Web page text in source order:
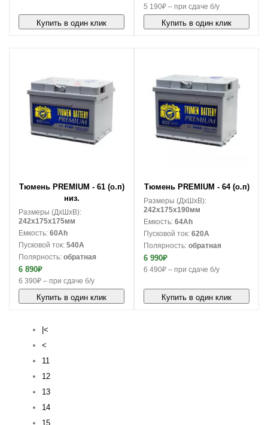
Купить в один клик
5 190₽ – при сдаче б/у
Купить в один клик
Тюмень PREMIUM - 61 (о.п)
низ.
Размеры (ДxШxВ):
242x175x175мм
Емкость: 60Ah
Пусковой ток: 540A
Полярность: обратная
6 890₽
6 390₽ – при сдаче б/у
Купить в один клик
Тюмень PREMIUM - 64 (о.п)
Размеры (ДxШxВ):
242x175x190мм
Емкость: 64Ah
Пусковой ток: 620A
Полярность: обратная
6 990₽
6 490₽ – при сдаче б/у
Купить в один клик
|<
<
11
12
13
14
15